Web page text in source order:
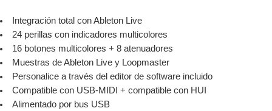
Integración total con Ableton Live
24 perillas con indicadores multicolores
16 botones multicolores + 8 atenuadores
Muestras de Ableton Live y Loopmaster
Personalice a través del editor de software incluido
Compatible con USB-MIDI + compatible con HUI
Alimentado por bus USB